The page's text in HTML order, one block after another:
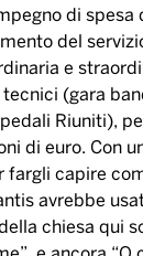
di spesa
del
e
(gara
Riuniti),
di euro. Con
capire
avrebbe
chiesa qui